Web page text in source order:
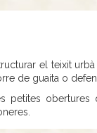
el teixit
de guaita o
petites